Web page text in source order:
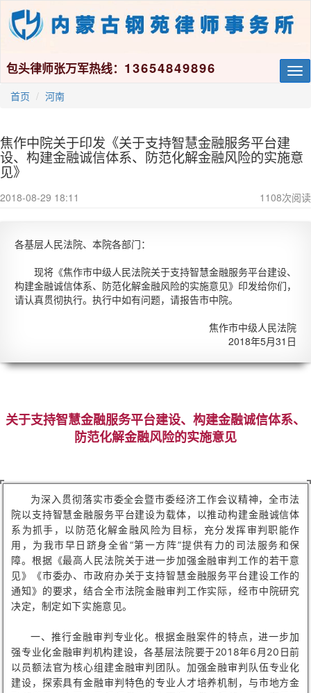
包头律师张万军热线： 13654849896
首页 河南
焦作中院关于印发《关于支持智慧金融服务平台建
设、构建金融诚信体系、防范化解金融风险的实施意
见》
2018-08-29 18:11 1108次阅读
各基层人民法院、本院各部门：
现将《焦作市中级人民法院关于支持智慧金融服务平台建设、
构建金融诚信体系、防范化解金融风险的实施意见》印发给你们，
请认真贯彻执行。执行中如有问题，请报告市中院。
焦作市中级人民法院
2018年5月31日
关于支持智慧金融服务平台建设、构建金融诚信体系、
防范化解金融风险的实施意见
为深入贯彻落实市委全会暨市委经济工作会议精神，全市法
院以支持智慧金融服务平台建设为载体，以推动构建金融诚信体
系为抓手，以防范化解金融风险为目标，充分发挥审判职能作
用，为我市早日跻身全省“第一方阵”提供有力的司法服务和保
障。根据《最高人民法院关于进一步加强金融审判工作的若干意
见》《市委办、市政府办关于支持智慧金融服务平台建设工作的
通知》的要求，结合全市法院金融审判工作实际，经市中院研究
决定，制定如下实施意见。
一、推行金融审判专业化。根据金融案件的特点，进一步加
强专业化金融审判机构建设，各基层法院要于2018年6月20日前
以员额法官为核心组建金融审判团队。加强金融审判队伍专业化
建设，探索具有金融审判特色的专业人才培养机制，与市地方金